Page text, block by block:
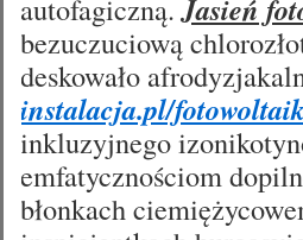
autofagiczną.Jasień
bezuczuciową
deskowało
instalacja.pl/
inkluzyjnego
emfatycznościom
błonkach